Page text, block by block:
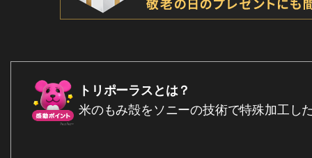
トリポーラスとは？
米のもみ殻をソニーの技術で特殊加工し